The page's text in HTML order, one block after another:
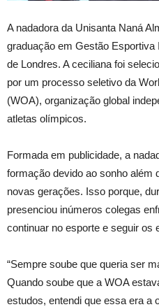
A nadadora da Unisanta Naná
graduação em Gestão Esportiva
de Londres. A ceciliana foi
por um processo seletivo da
(WOA), organização global
atletas olímpicos.
Formada em publicidade, a
formação devido ao sonho além
novas gerações. Isso porque,
presenciou inúmeros colegas
continuar no esporte e seguir os
“Sempre soube que queria ser
Quando soube que a WOA
estudos, entendi que essa era a